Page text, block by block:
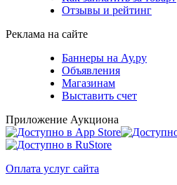
Отзывы и рейтинг
Реклама на сайте
Баннеры на Ау.ру
Объявления
Магазинам
Выставить счет
Приложение Аукциона
Оплата услуг сайта